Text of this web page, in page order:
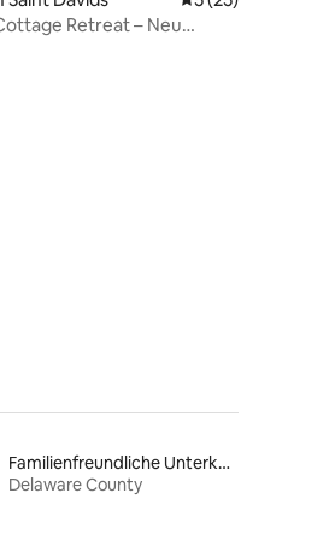
5 von 5, 9 Bewertungen
Retreat – Neu
Familienfreundliche Unterkünfte
Delaware County